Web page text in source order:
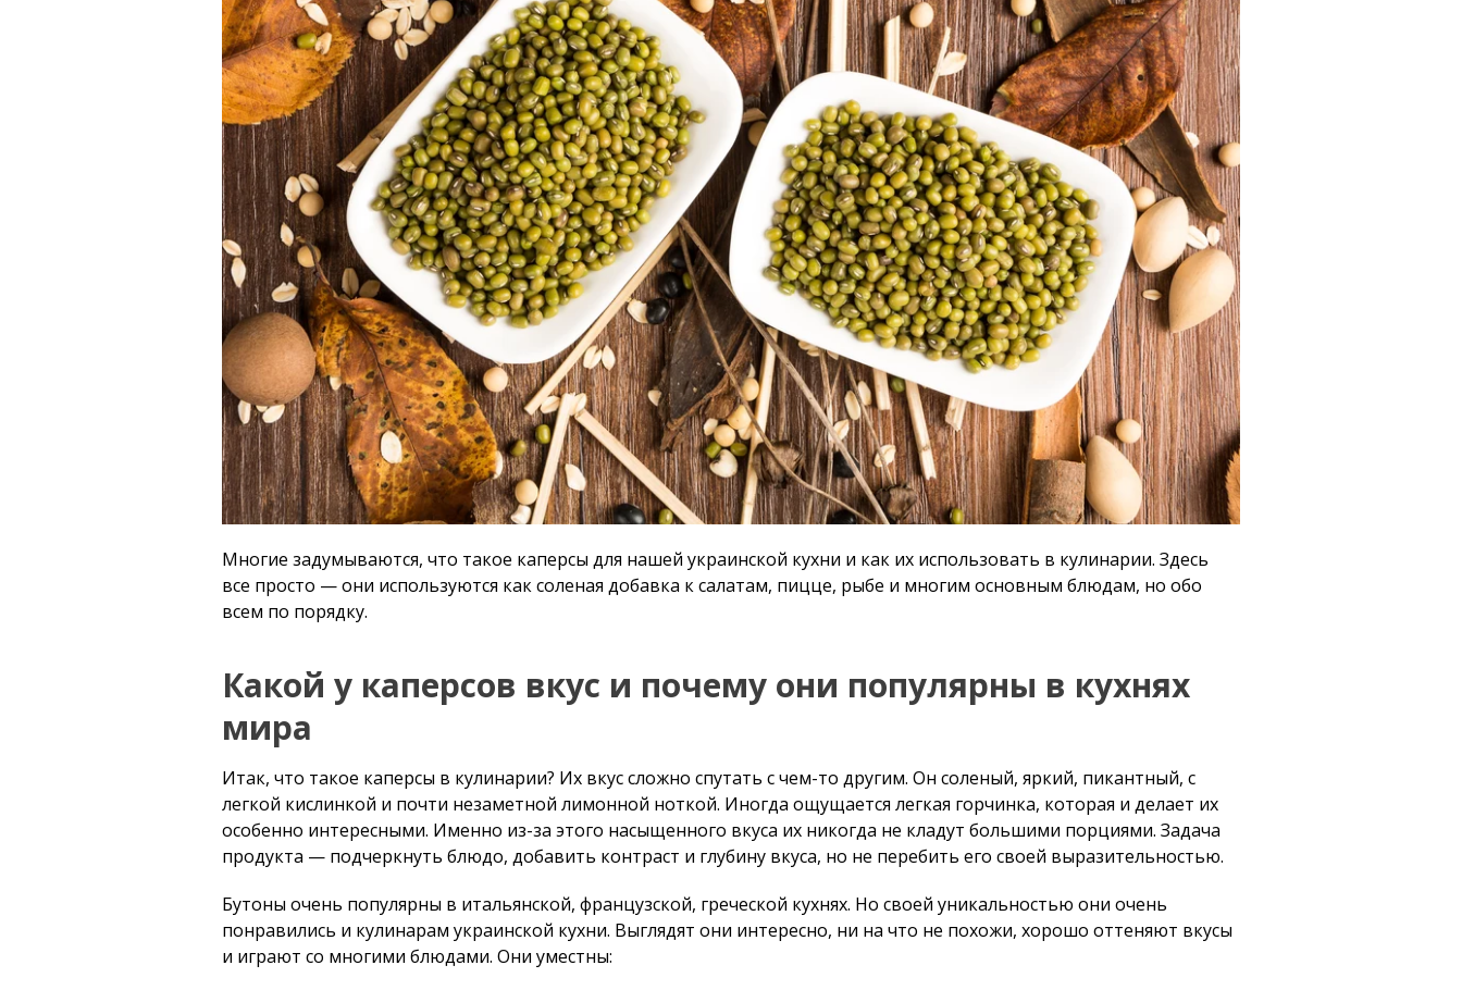
Многие задумываются, что такое каперсы для нашей украинской кухни и как их использовать в кулинарии. Здесь
все просто — они используются как соленая добавка к салатам, пицце, рыбе и многим основным блюдам, но обо
всем по порядку.
Какой у каперсов вкус и почему они популярны в кухнях
мира
Итак, что такое каперсы в кулинарии? Их вкус сложно спутать с чем-то другим. Он соленый, яркий, пикантный, с
легкой кислинкой и почти незаметной лимонной ноткой. Иногда ощущается легкая горчинка, которая и делает их
особенно интересными. Именно из-за этого насыщенного вкуса их никогда не кладут большими порциями. Задача
продукта — подчеркнуть блюдо, добавить контраст и глубину вкуса, но не перебить его своей выразительностью.
Бутоны очень популярны в итальянской, французской, греческой кухнях. Но своей уникальностью они очень
понравились и кулинарам украинской кухни. Выглядят они интересно, ни на что не похожи, хорошо оттеняют вкусы
и играют со многими блюдами. Они уместны: